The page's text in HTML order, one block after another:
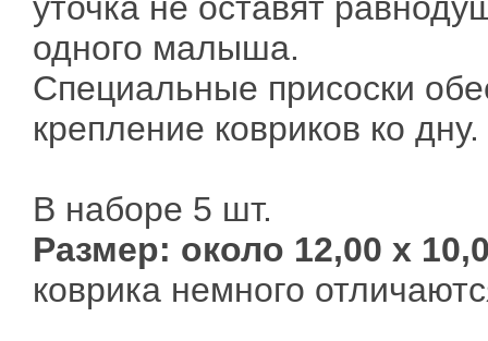
одного малыша.
Специальные присоски
крепление ковриков ко дну.
В наборе 5 шт.
Размер: около 12,00 х
коврика немного